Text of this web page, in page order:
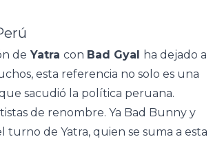
de Yatra con Bad Gyal
ha dejado a
esta referencia no solo es una
sacudió la política peruana.
de renombre. Ya Bad Bunny y
turno de Yatra, quien se suma a esta